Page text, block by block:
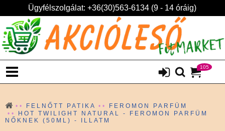
Ügyfélszolgálat: +36(30)563-6134 (9 - 14 óráig)
105
FELNŐTT PATIKA
FEROMON PARFÜM
HOT TWILIGHT NATURAL - FEROMON PARFÜM
NŐKNEK (50ML) - ILLATM